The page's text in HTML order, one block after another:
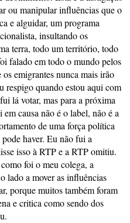
ou manipular influências que o
e alguidar, um programa
insultando os
terra, todo um território, todo
falado em todo o mundo pelos
emigrantes nunca mais irão
respigo quando estou aqui com
lá votar, mas para a próxima
causa não é o label, não é a
de uma força política
haver. Eu não fui a
isso à RTP e a RTP omitiu.
foi o meu colega, a
lado a mover as influências
porque muitos também foram
e critica como sendo dos